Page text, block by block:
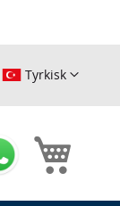
Tyrkisk